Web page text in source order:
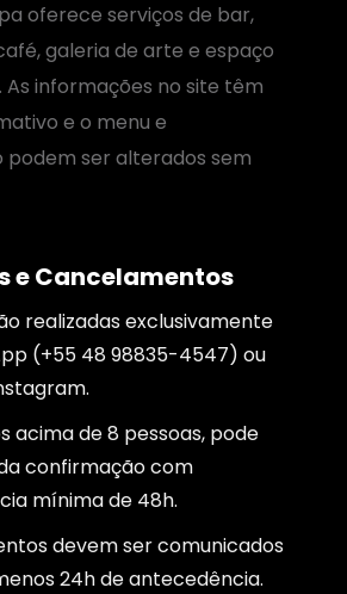
oferece serviços de bar,
galeria de arte e espaço
informações no site têm
e o menu e
ser alterados sem
e Cancelamentos
realizadas exclusivamente
(+55 48 98835-4547) ou
acima de 8 pessoas, pode
confirmação com
mínima de 48h.
devem ser comunicados
24h de antecedência.